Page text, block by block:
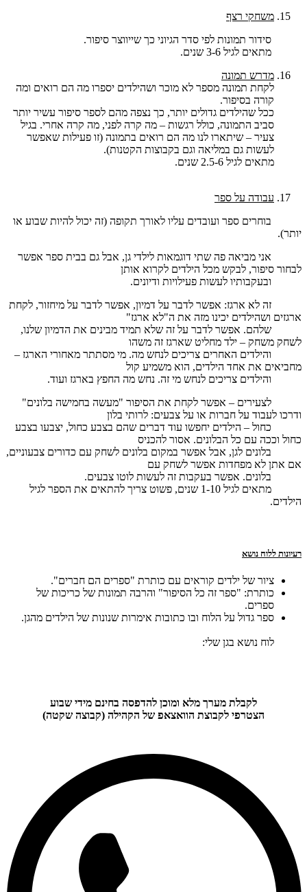
משחקי רצף
סידור תמונות לפי סדר הגיוני כך שייווצר סיפור.
מתאים לגיל 3-6 שנים.
מדרש תמונה
לקחת תמונה מספר לא מוכר ושהילדים יספרו מה הם רואים ומה
קורה בסיפור.
ככל שהילדים גדולים יותר, כך נצפה מהם לספר סיפור עשיר יותר
סביב התמונה, כולל רגשות – מה קרה לפני, מה קרה אחרי. בגיל
צעיר – שיתארו לנו מה הם רואים בתמונה (זו פעילות שאפשר
לעשות גם במליאה וגם בקבוצות הקטנות).
מתאים לגיל 2.5-6 שנים.
עבודה על ספר
בוחרים ספר ועובדים עליו לאורך תקופה (זה יכול להיות שבוע או
יותר).
אני מביאה פה שתי דוגמאות לילדי גן, אבל גם בבית ספר אפשר
לבחור סיפור, לבקש מכל הילדים לקרוא אותן
ובעקבותיו לעשות פעילויות ודיונים.
זה לא ארגז: אפשר לדבר על דמיון, אפשר לדבר על מיחזור, לקחת
ארגזים ושהילדים יכינו מזה את ה"לא ארגז"
שלהם. אפשר לדבר על זה שלא תמיד מבינים את הדמיון שלנו,
לשחק משחק – ילד מחליט שארגז זה משהו
והילדים האחרים צריכים לנחש מה. מי מסתתר מאחורי הארגז –
מחביאים את אחד הילדים, הוא משמיע קול
והילדים צריכים לנחש מי זה. נחש מה החפץ בארגז ועוד.
לצעירים – אפשר לקחת את הסיפור "מעשה בחמישה בלונים"
ודרכו לעבוד על חברות או על צבעים: לרותי בלון
כחול – הילדים יחפשו עוד דברים שהם בצבע כחול, יצבעו בצבע
כחול וככה עם כל הבלונים. אסור להכניס
בלונים לגן, אבל אפשר במקום בלונים לשחק עם כדורים צבעוניים,
אם אתן לא מפחדות אפשר לשחק עם
בלונים. אפשר בעקבות זה לעשות לוטו צבעים.
מתאים לגיל 1-10 שנים, פשוט צריך להתאים את הספר לגיל
הילדים.
רעיונות ללוח נושא
ציור של ילדים קוראים עם כותרת "ספרים הם חברים".
כותרת: "ספר זה כל הסיפור" והרבה תמונות של כריכות של
ספרים.
ספר גדול על הלוח ובו כתובות אימרות שנונות של הילדים מהגן.
לוח נושא בגן שלי:
לקבלת מערך מלא ומוכן להדפסה בחינם מידי שבוע
הצטרפי לקבוצת הוואצאפ של הקהילה (קבוצה שקטה)